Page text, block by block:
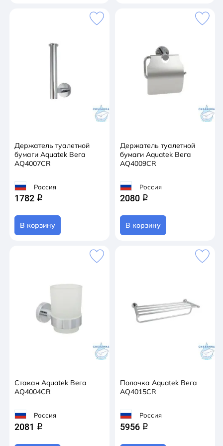
Держатель туалетной
бумаги Aquatek Вега
AQ4007CR
Россия
1782 q
В корзину
Держатель туалетной
бумаги Aquatek Вега
AQ4009CR
Россия
2080 q
В корзину
Стакан Aquatek Вега
AQ4004CR
Россия
2081 q
Полочка Aquatek Вега
AQ4015CR
Россия
5956 q